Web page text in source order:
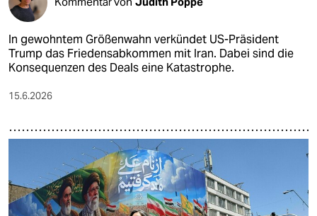
In gewohntem Größenwahn verkündet US-Präsident
Trump das Friedensabkommen mit Iran. Dabei sind die
Konsequenzen des Deals eine Katastrophe.
15.6.2026